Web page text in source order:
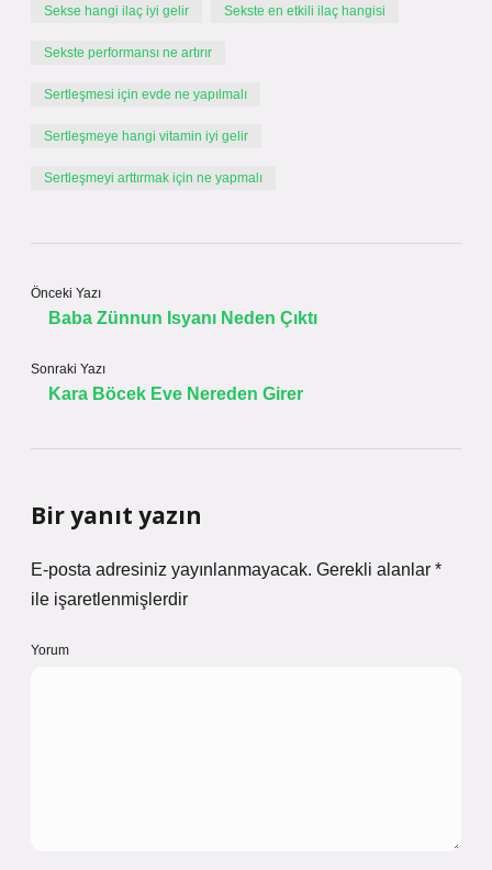
Sekse hangi ilaç iyi gelir Sekste en etkili ilaç hangisi
Sekste performansı ne artırır
Sertleşmesi için evde ne yapılmalı
Sertleşmeye hangi vitamin iyi gelir
Sertleşmeyi arttırmak için ne yapmalı
Önceki Yazı
Baba Zünnun Isyanı Neden Çıktı
Sonraki Yazı
Kara Böcek Eve Nereden Girer
Bir yanıt yazın
E-posta adresiniz yayınlanmayacak. Gerekli alanlar *
ile işaretlenmişlerdir
Yorum